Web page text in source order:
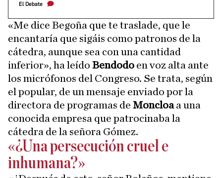
El Debate
«Me dice Begoña que te traslade, que le
encantaría que sigáis como patronos de la
cátedra, aunque sea con una cantidad
inferior», ha leído Bendodo en voz alta ante
los micrófonos del Congreso. Se trata, según
el popular, de un mensaje enviado por la
directora de programas de Moncloaa una
conocida empresa que patrocinaba la
cátedra de la señora Gómez.
«¿Una persecución cruel e
inhumana?»